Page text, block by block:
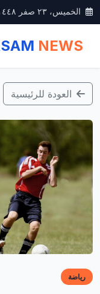
الخميس، ٢٣ صفر ١٤٤٨ هـ
NEWS
العودة للرئيسية
رياضة